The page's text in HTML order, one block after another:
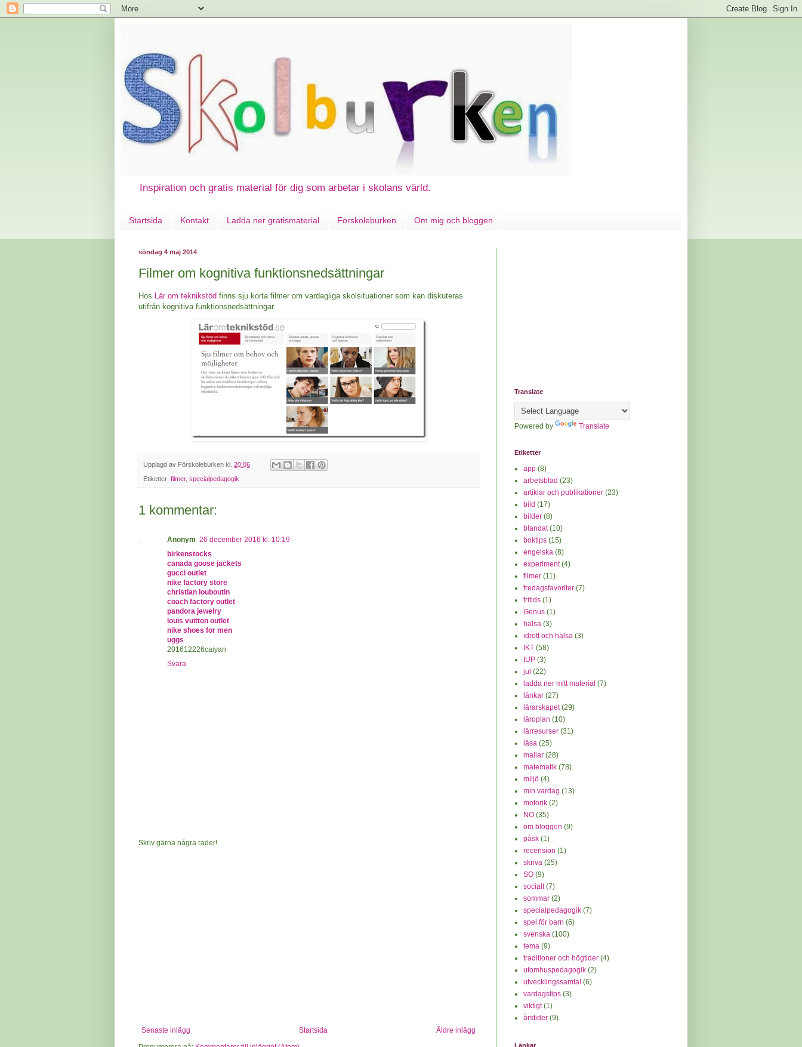
Inspiration och gratis material för dig som arbetar i skolans värld.
Startsida Kontakt Ladda ner gratismaterial Förskoleburken Om mig och bloggen
söndag 4 maj 2014
Filmer om kognitiva funktionsnedsättningar
Hos Lär om teknikstöd finns sju korta filmer om vardagliga skolsituationer som kan diskuteras
utifrån kognitiva funktionsnedsättningar.
Upplagd av Förskoleburken kl. 20:06
Etiketter: filmer, specialpedagogik
1 kommentar:
Anonym 26 december 2016 kl. 10:19
birkenstocks
canada goose jackets
gucci outlet
nike factory store
christian louboutin
coach factory outlet
pandora jewelry
louis vuitton outlet
nike shoes for men
uggs
201612226caiyan
Svara
Skriv gärna några rader!
Senaste inlägg Äldre inlägg
Startsida
Translate
Powered by Translate
Etiketter
app (8)
arbetsblad (23)
artiklar och publikationer (23)
bild (17)
bilder (8)
blandat (10)
boktips (15)
engelska (8)
experiment (4)
filmer (11)
fredagsfavoriter (7)
fritids (1)
Genus (1)
hälsa (3)
idrott och hälsa (3)
IKT (58)
IUP (3)
jul (22)
ladda ner mitt material (7)
länkar (27)
lärarskapet (29)
läroplan (10)
lärresurser (31)
läsa (25)
mallar (28)
matematik (78)
miljö (4)
min vardag (13)
motorik (2)
NO (35)
om bloggen (9)
påsk (1)
recension (1)
skriva (25)
SO (9)
socialt (7)
sommar (2)
specialpedagogik (7)
spel för barn (6)
svenska (100)
tema (9)
traditioner och högtider (4)
utomhuspedagogik (2)
utvecklingssamtal (6)
vardagstips (3)
viktigt (1)
årstider (9)
Länkar